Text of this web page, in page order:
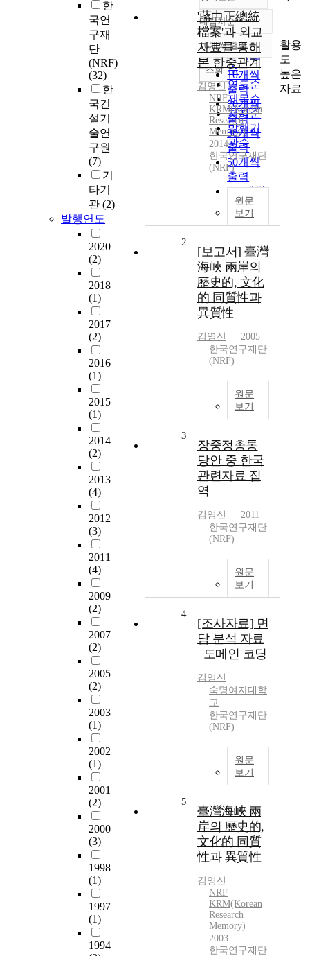
한
국연
구재
단
(NRF)
(32)
한
국건
설기
술연
구원
(7)
기
타기
관 (2)
발행연도
2020
(2)
2018
(1)
2017
(2)
2016
(1)
2015
(1)
2014
(2)
2013
(4)
2012
(3)
2011
(4)
2009
(2)
2007
(2)
2005
(2)
2003
(1)
2002
(1)
2001
(2)
2000
(3)
1998
(1)
1997
(1)
1994
정확도
순
인기도
순
연도순
제목순
저자순
발행기
관순
내림차순
내림차순
10개씩 출력
10개씩
출력
20개씩
출력
30개씩
출력
50개씩
출력
100개씩
출력
조회
'蔣中正總統
檔案'과 외교
자료를 통해
본 한중관계
김영신
NRF
KRM(Korean
Research
Memory)
2014
한국연구재단
(NRF)
원문
보기
2
[보고서] 臺灣
海峽 兩岸의
歷史的, 文化
的 同質性과
異質性
김영신
2005
한국연구재단
(NRF)
원문
보기
3
장중정총통
당안 중 한국
관련자료 집
역
김영신
2011
한국연구재단
(NRF)
원문
보기
4
[조사자료] 면
담 분석 자료
_도메인 코딩
김영신
숙명여자대학
교
한국연구재단
(NRF)
원문
보기
5
臺灣海峽 兩
岸의 歷史的,
文化的 同質
性과 異質性
김영신
NRF
KRM(Korean
Research
Memory)
2003
한국연구재단
활용
도
높은
자료